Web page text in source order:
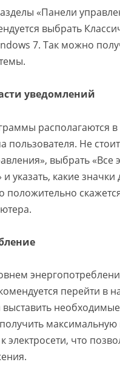
«Панели
выбрать
7. Так можно
уведомлений
располагаются
пользователя. Не
выбрать
указать, какие
положительно
перейти в
электросети, что